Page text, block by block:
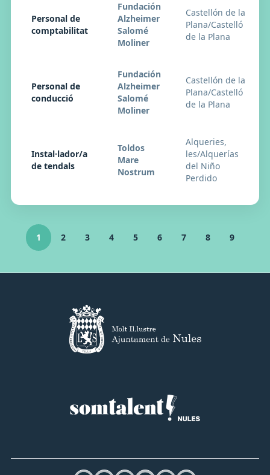
Personal de
comptabilitat
Fundación
Alzheimer
Salomé
Moliner
Castellón de la
Plana/Castelló
de la Plana
Personal de
conducció
Fundación
Alzheimer
Salomé
Moliner
Castellón de la
Plana/Castelló
de la Plana
Instal·lador/a
de tendals
Toldos
Mare
Nostrum
Alqueries,
les/Alquerías
del Niño
Perdido
1 2 3 4 5 6 7 8 9